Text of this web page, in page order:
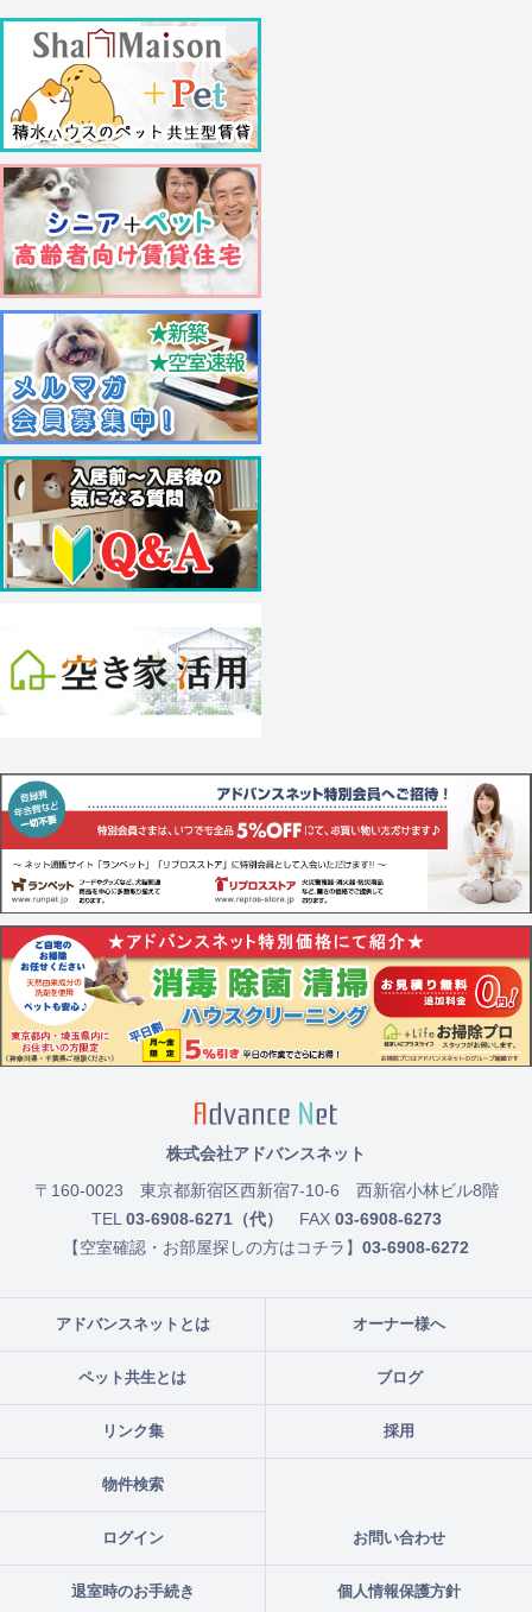
アドバンスネットとは オーナー様へ
ペット共生とは ブログ
リンク集 採用
物件検索
ログイン お問い合わせ
退室時のお手続き 個人情報保護方針
株式会社アドバンスネット
〒160-0023 東京都新宿区西新宿7-10-6 西新宿小林ビル8階
TEL 03-6908-6271（代） FAX 03-6908-6273
【空室確認・お部屋探しの方はコチラ】 03-6908-6272